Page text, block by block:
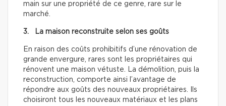
main sur une propriété de ce genre, rare sur le
marché.
3. La maison reconstruite selon ses goûts
En raison des coûts prohibitifs d’une rénovation de
grande envergure, rares sont les propriétaires qui
rénovent une maison vétuste. La démolition, puis la
reconstruction, comporte ainsi l’avantage de
répondre aux goûts des nouveaux propriétaires. Ils
choisiront tous les nouveaux matériaux et les plans